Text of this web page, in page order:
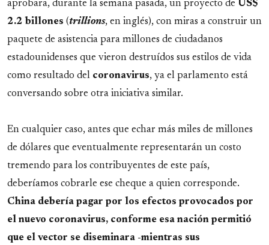
aprobara, durante la semana pasada, un proyecto de US$
2.2 billones (trillions, en inglés), con miras a construir un
paquete de asistencia para millones de ciudadanos
estadounidenses que vieron destruídos sus estilos de vida
como resultado del coronavirus, ya el parlamento está
conversando sobre otra iniciativa similar.
En cualquier caso, antes que echar más miles de millones
de dólares que eventualmente representarán un costo
tremendo para los contribuyentes de este país,
deberíamos cobrarle ese cheque a quien corresponde.
China debería pagar por los efectos provocados por
el nuevo coronavirus, conforme esa nación permitió
que el vector se diseminara -mientras sus